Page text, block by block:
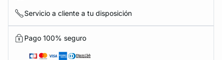
Servicio a cliente a tu disposición
Pago 100% seguro